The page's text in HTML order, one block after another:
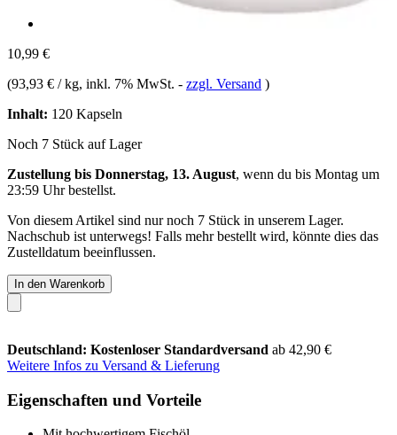
10,99 €
(93,93 € / kg, inkl. 7% MwSt. - zzgl. Versand )
Inhalt: 120 Kapseln
Noch 7 Stück auf Lager
Zustellung bis Donnerstag, 13. August, wenn du bis Montag um
23:59 Uhrbestellst.
Von diesem Artikel sind nur noch 7 Stück in unserem Lager.
Nachschub ist unterwegs! Falls mehr bestellt wird, könnte dies das
Zustelldatum beeinflussen.
In den Warenkorb
Deutschland: Kostenloser Standardversand ab 42,90 €
Weitere Infos zu Versand & Lieferung
Eigenschaften und Vorteile